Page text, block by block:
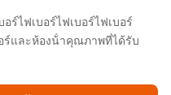
ร์ไฟเบอร์ไฟเบอร์ไฟเบอร์
อร์และห้องน้ําคุณภาพที่ได้รับ